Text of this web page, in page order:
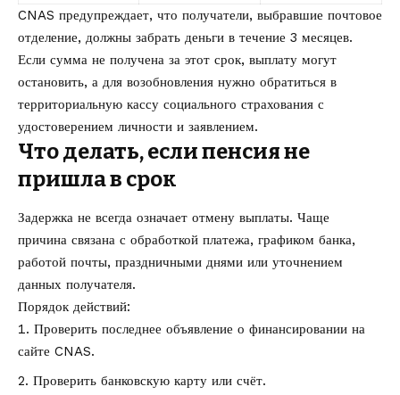
CNAS предупреждает, что получатели, выбравшие почтовое
отделение, должны забрать деньги в течение 3 месяцев.
Если сумма не получена за этот срок, выплату могут
остановить, а для возобновления нужно обратиться в
территориальную кассу социального страхования с
удостоверением личности и заявлением.
Что делать, если пенсия не
пришла в срок
Задержка не всегда означает отмену выплаты. Чаще
причина связана с обработкой платежа, графиком банка,
работой почты, праздничными днями или уточнением
данных получателя.
Порядок действий:
Проверить последнее объявление о финансировании на
сайте CNAS.
Проверить банковскую карту или счёт.